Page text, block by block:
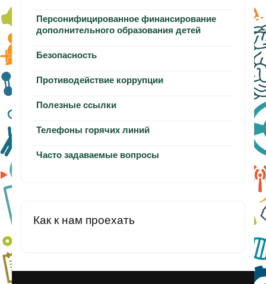
Персонифицированное финансирование
дополнительного образования детей
Безопасность
Противодействие коррупции
Полезные ссылки
Телефоны горячих линий
Часто задаваемые вопросы
Как к нам проехать